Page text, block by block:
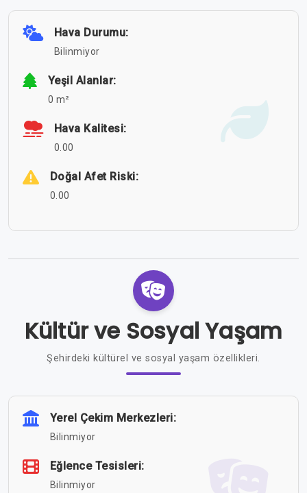
Hava Durumu:
Bilinmiyor
Yeşil Alanlar:
0 m²
Hava Kalitesi:
0.00
Doğal Afet Riski:
0.00
Kültür ve Sosyal Yaşam
Şehirdeki kültürel ve sosyal yaşam özellikleri.
Yerel Çekim Merkezleri:
Bilinmiyor
Eğlence Tesisleri:
Bilinmiyor